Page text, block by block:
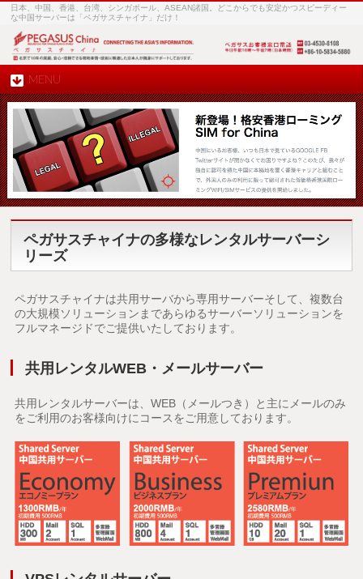
日本、中国、香港、台湾、シンガポール、ASEAN諸国。どこからでも安定かつスピーディー
な中国サーバーは「ペガサスチャイナ」だけ！
MENU
ペガサスチャイナの多様なレンタルサーバーシ
リーズ
ペガサスチャイナは共用サーバから専用サーバーそして、複数台
の大規模ソリューションまであらゆるサーバーソリューションを
フルマネージドでご提供いたしております。
共用レンタルWEB・メールサーバー
共用レンタルサーバーは、WEB（メールつき）と主にメールのみ
をご利用のお客様向けにコースをご用意しております。